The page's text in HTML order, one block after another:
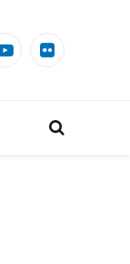
YouTubeFlickr